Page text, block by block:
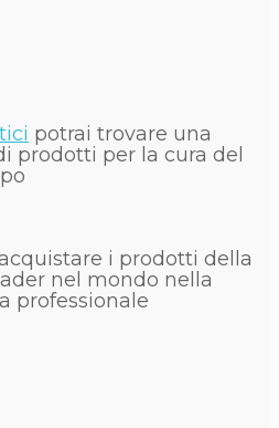
potrai trovare una
prodotti per la cura del
i prodotti della
nel mondo nella
professionale